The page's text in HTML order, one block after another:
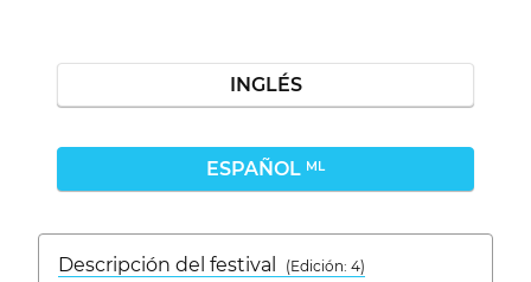
INGLÉS
ESPAÑOL ML
Descripción del festival
( Edición: 4)